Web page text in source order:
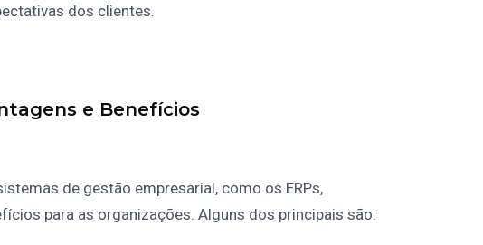
dos clientes.
e Benefícios
de gestão empresarial, como os ERPs,
para as organizações. Alguns dos principais são: